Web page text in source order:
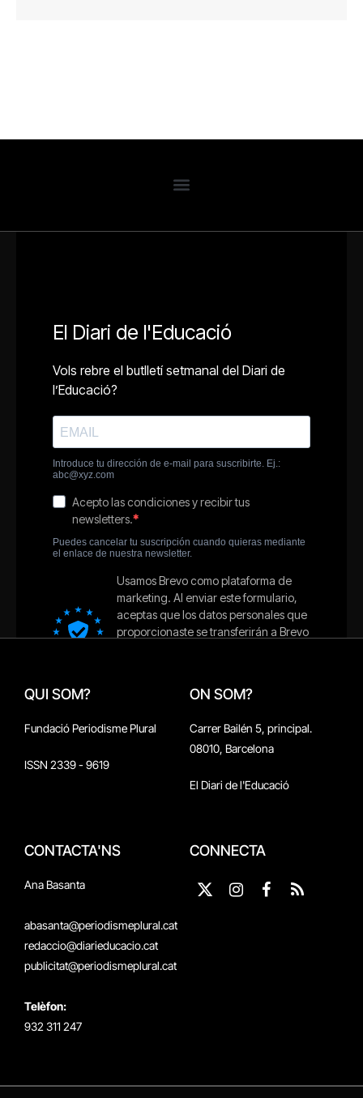
QUI SOM?
Fundació Periodisme Plural
ISSN 2339 - 9619
ON SOM?
Carrer Bailén 5, principal.
08010, Barcelona
El Diari de l'Educació
CONTACTA'NS
Ana Basanta
abasanta@periodismeplural.cat
redaccio@diarieducacio.cat
publicitat@periodismeplural.cat
Telèfon:
932 311 247
CONNECTA
X
Instagram
Facebook
RSS